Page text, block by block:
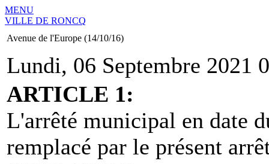
MENU
VILLE DE RONCQ
Avenue de l'Europe (14/10/16)
Lundi, 06 Septembre 2021
ARTICLE 1:
L'arrêté municipal en date
remplacé par le présent